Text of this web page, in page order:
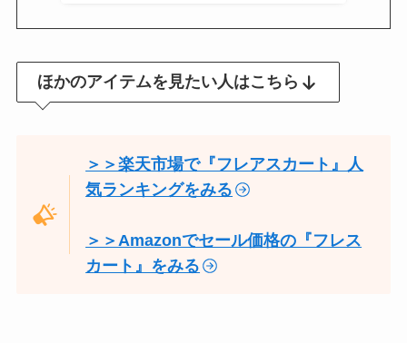
ほかのアイテムを見たい人はこちら
＞＞楽天市場で『フレアスカート』人
気ランキングをみる
＞＞Amazonでセール価格の『フレス
カート』をみる